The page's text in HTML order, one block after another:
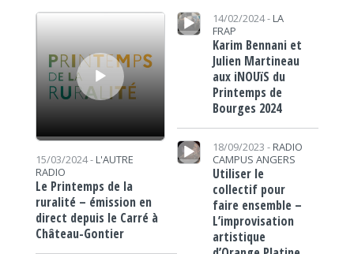
Lecteur audio
15/03/2024 - L'AUTRE
RADIO
Le Printemps de la
ruralité – émission en
direct depuis le Carré à
Château-Gontier
Lecteur audio 14/02/2024 - LA
FRAP
Karim Bennani et
Julien Martineau
aux iNOUïS du
Printemps de
Bourges 2024
Lecteur audio
18/09/2023 - RADIO
CAMPUS ANGERS
Utiliser le
collectif pour
faire ensemble –
L’improvisation
artistique